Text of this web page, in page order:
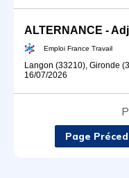
Emploi France Travail
Langon (33210), Gironde
16/07/2026
Page